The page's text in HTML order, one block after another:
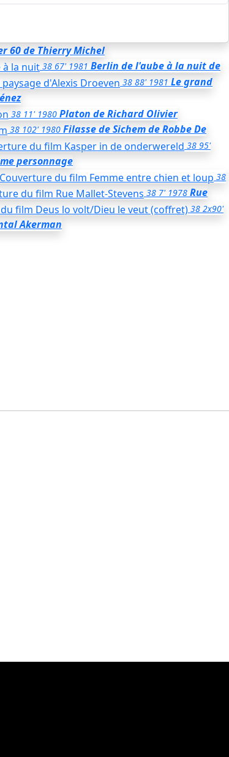
60de Thierry Michel
38 67' 1981 Berlin de l'aube à la nuitde
38 88' 1981 Le grand
38 11' 1980 Platon de Richard Olivier
38 102' 1980 Filasse de Sichemde Robbe De
38 95'
personnage
38
38 7' 1978 Rue
38 2x90'
Akerman